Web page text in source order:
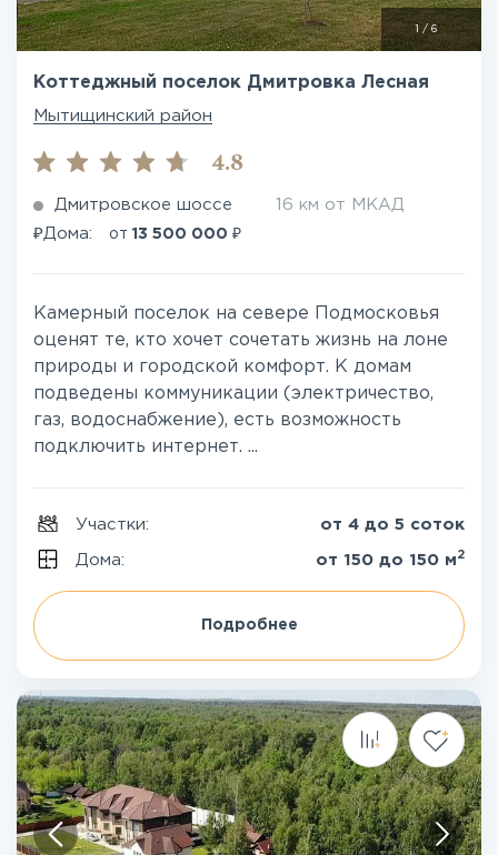
/ 6
Коттеджный поселок Дмитровка Лесная
Мытищинский район
4.8
Дмитровское шоссе 16 км от МКАД
₽Дома: от 13 500 000 ₽
Камерный поселок на севере Подмосковья
оценят те, кто хочет сочетать жизнь на лоне
природы и городской комфорт. К домам
подведены коммуникации (электричество,
газ, водоснабжение), есть возможность
подключить интернет. ...
Участки: от 4 до 5 соток
Дома: от 150 до 150 м 2
Подробнее